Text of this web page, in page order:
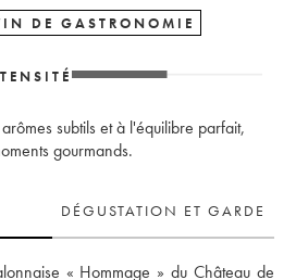
DE GASTRONOMIE
subtils et à l'équilibre parfait,
gourmands.
DÉGUSTATION ET GARDE
« Hommage » du Château de